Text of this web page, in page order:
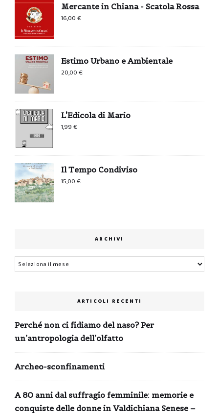
Mercante in Chiana - Scatola Rossa
16,00€
Estimo Urbano e Ambientale
20,00€
L'Edicola di Mario
1,99€
Il Tempo Condiviso
15,00€
ARCHIVI
Archivi
ARTICOLI RECENTI
Perché non ci fidiamo del naso? Per
un’antropologia dell’olfatto
Archeo-sconfinamenti
A 80 anni dal suffragio femminile: memorie e
conquiste delle donne in Valdichiana Senese –